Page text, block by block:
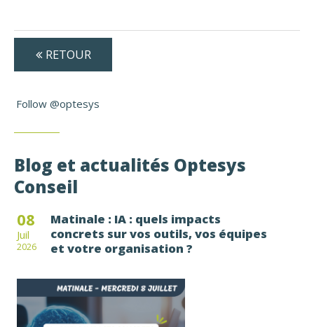
RETOUR
Follow @optesys
Blog et actualités Optesys
Conseil
08
Juil
2026
Matinale : IA : quels impacts
concrets sur vos outils, vos équipes
et votre organisation ?